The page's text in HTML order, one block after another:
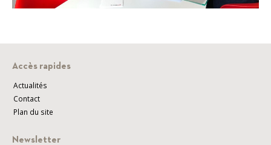
Accès rapides
Actualités
Contact
Plan du site
Newsletter